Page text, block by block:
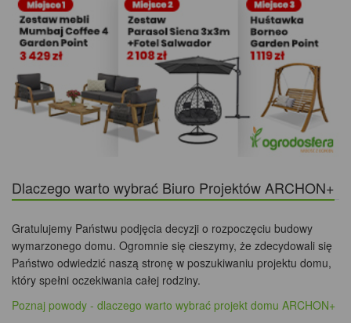
Dlaczego warto wybrać Biuro Projektów ARCHON+